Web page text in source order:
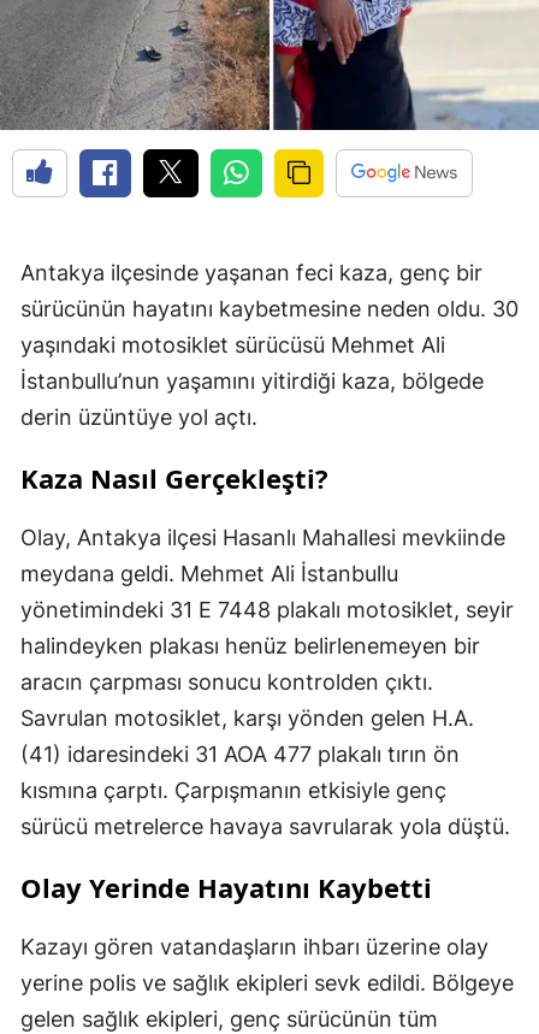
Antakya ilçesinde yaşanan feci kaza, genç bir
sürücünün hayatını kaybetmesine neden oldu. 30
yaşındaki motosiklet sürücüsü Mehmet Ali
İstanbullu’nun yaşamını yitirdiği kaza, bölgede
derin üzüntüye yol açtı.
Kaza Nasıl Gerçekleşti?
Olay, Antakya ilçesi Hasanlı Mahallesi mevkiinde
meydana geldi. Mehmet Ali İstanbullu
yönetimindeki 31 E 7448 plakalı motosiklet, seyir
halindeyken plakası henüz belirlenemeyen bir
aracın çarpması sonucu kontrolden çıktı.
Savrulan motosiklet, karşı yönden gelen H.A.
(41) idaresindeki 31 AOA 477 plakalı tırın ön
kısmına çarptı. Çarpışmanın etkisiyle genç
sürücü metrelerce havaya savrularak yola düştü.
Olay Yerinde Hayatını Kaybetti
Kazayı gören vatandaşların ihbarı üzerine olay
yerine polis ve sağlık ekipleri sevk edildi. Bölgeye
gelen sağlık ekipleri, genç sürücünün tüm